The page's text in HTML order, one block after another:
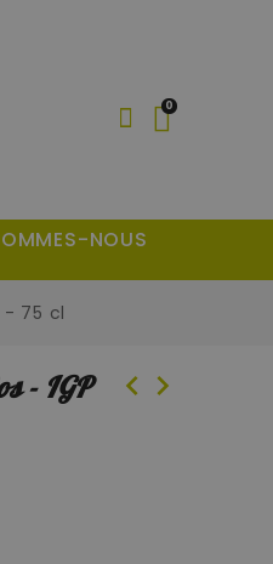
0
NOUS
- 75 cl
- IGP
chevron_left chevron_right